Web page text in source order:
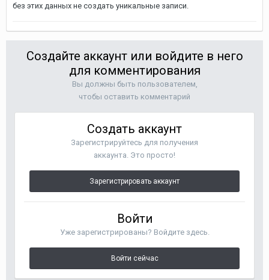
без этих данных не создать уникальные записи.
Создайте аккаунт или войдите в него
для комментирования
Вы должны быть пользователем,
чтобы оставить комментарий
Создать аккаунт
Зарегистрируйтесь для получения
аккаунта. Это просто!
Зарегистрировать аккаунт
Войти
Уже зарегистрированы? Войдите здесь.
Войти сейчас